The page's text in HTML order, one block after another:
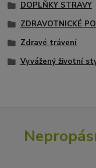
DOPLŇKY STRAVY
ZDRAVOTNICKÉ
Zdravé trávení
Vyvážený životní